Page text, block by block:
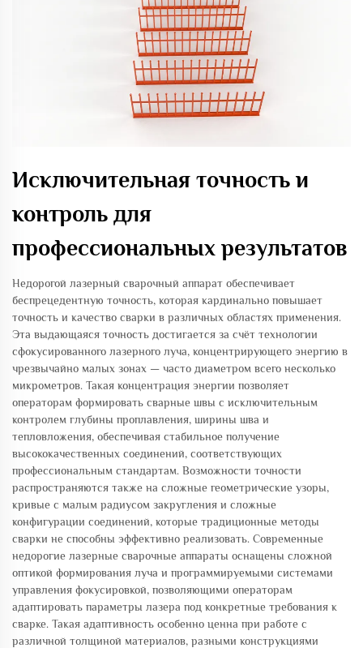
Исключительная точность и
контроль для
профессиональных результатов
Недорогой лазерный сварочный аппарат обеспечивает
беспрецедентную точность, которая кардинально повышает
точность и качество сварки в различных областях применения.
Эта выдающаяся точность достигается за счёт технологии
сфокусированного лазерного луча, концентрирующего энергию в
чрезвычайно малых зонах — часто диаметром всего несколько
микрометров. Такая концентрация энергии позволяет
операторам формировать сварные швы с исключительным
контролем глубины проплавления, ширины шва и
тепловложения, обеспечивая стабильное получение
высококачественных соединений, соответствующих
профессиональным стандартам. Возможности точности
распространяются также на сложные геометрические узоры,
кривые с малым радиусом закругления и сложные
конфигурации соединений, которые традиционные методы
сварки не способны эффективно реализовать. Современные
недорогие лазерные сварочные аппараты оснащены сложной
оптикой формирования луча и программируемыми системами
управления фокусировкой, позволяющими операторам
адаптировать параметры лазера под конкретные требования к
сварке. Такая адаптивность особенно ценна при работе с
различной толщиной материалов, разными конструкциями